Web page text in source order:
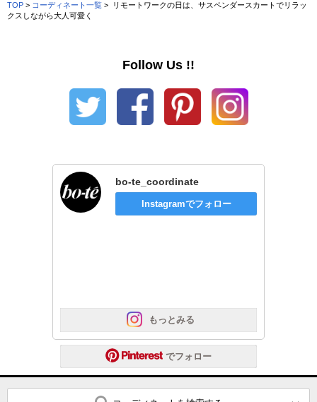
TOP > コーディネート一覧 > リモートワークの日は、サスペンダースカートでリラッ
クスしながら大人可愛く
Follow Us !!
でフォロー
bo-te_coordinate
Instagramでフォロー
もっとみる